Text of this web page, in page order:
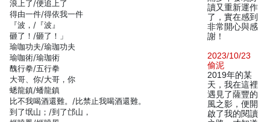
浪上了/便追上了
得由一件/得依我一件
『波，/『波』
砸了！/砸了！」
瑜咖功夫/瑜珈功夫
瑜咖術/瑜珈術
醜行拳/五行拳
大哥、你/大哥，你
蟋龍鎮/蟠龍鎮
比不我喝酒還難。/比禁止我喝酒還難。
到了氓山；/到了邙山，
讀又重新運作
了，實在感到
非常開心與感
謝！
2023/10/23
偷泥
2019年的某
天，我在這裡
遇見了薩豐的
風之影，便開
啟了我的閱讀